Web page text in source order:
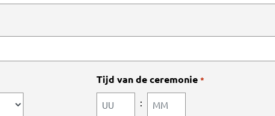
Tijd van de ceremonie *
: